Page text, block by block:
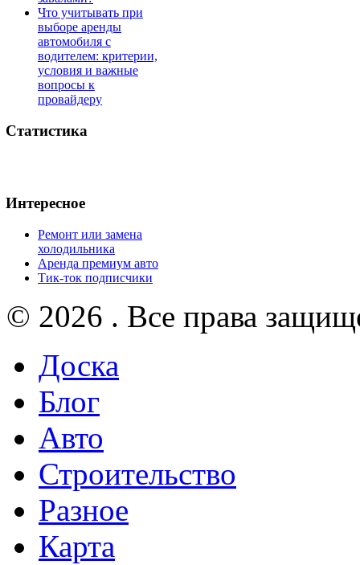
Что учитывать при
выборе аренды
автомобиля с
водителем: критерии,
условия и важные
вопросы к
провайдеру
Статистика
Интересное
Ремонт или замена
холодильника
Аренда премиум авто
Тик-ток подписчики
© 2026 . Все права
Доска
Блог
Авто
Строительство
Разное
Карта